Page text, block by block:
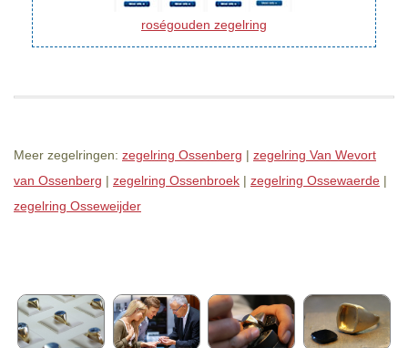
roségouden zegelring
Meer zegelringen: zegelring Ossenberg | zegelring Van Wevort
van Ossenberg | zegelring Ossenbroek | zegelring Ossewaerde |
zegelring Osseweijder